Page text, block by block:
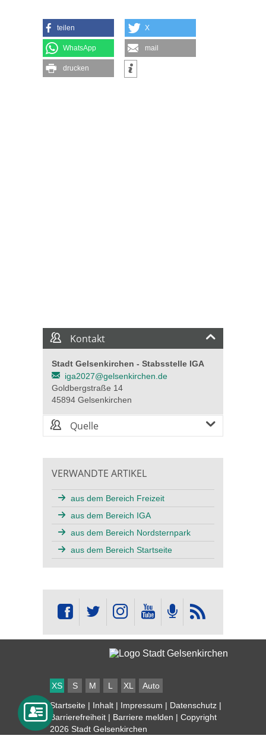
teilen X
WhatsApp mail
drucken
Kontakt
Stadt Gelsenkirchen - Stabsstelle IGA
iga2027@gelsenkirchen.de
Goldbergstraße 14
45894 Gelsenkirchen
Quelle
VERWANDTE ARTIKEL
aus dem Bereich Freizeit
aus dem Bereich IGA
aus dem Bereich Nordsternpark
aus dem Bereich Startseite
XS S M L XL Auto
Startseite | Inhalt | Impressum | Datenschutz |
Barrierefreiheit | Barriere melden | Copyright
2026 Stadt Gelsenkirchen